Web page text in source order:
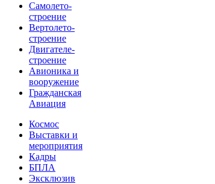
Самолето-
строение
Вертолето-
строение
Двигателе-
строение
Авионика и
вооружение
Гражданская
Авиация
Космос
Выставки и
мероприятия
Кадры
БПЛА
Эксклюзив